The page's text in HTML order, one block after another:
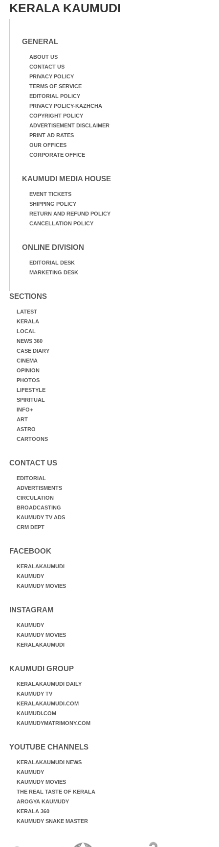
KERALA KAUMUDI
GENERAL
ABOUT US
CONTACT US
PRIVACY POLICY
TERMS OF SERVICE
EDITORIAL POLICY
PRIVACY POLICY-KAZHCHA
COPYRIGHT POLICY
ADVERTISEMENT DISCLAIMER
PRINT AD RATES
OUR OFFICES
CORPORATE OFFICE
KAUMUDI MEDIA HOUSE
EVENT TICKETS
SHIPPING POLICY
RETURN AND REFUND POLICY
CANCELLATION POLICY
ONLINE DIVISION
EDITORIAL DESK
MARKETING DESK
SECTIONS
LATEST
KERALA
LOCAL
NEWS 360
CASE DIARY
CINEMA
OPINION
PHOTOS
LIFESTYLE
SPIRITUAL
INFO+
ART
ASTRO
CARTOONS
CONTACT US
EDITORIAL
ADVERTISMENTS
CIRCULATION
BROADCASTING
KAUMUDY TV ADS
CRM DEPT
FACEBOOK
KERALAKAUMUDI
KAUMUDY
KAUMUDY MOVIES
INSTAGRAM
KAUMUDY
KAUMUDY MOVIES
KERALAKAUMUDI
KAUMUDI GROUP
KERALAKAUMUDI DAILY
KAUMUDY TV
KERALAKAUMUDI.COM
KAUMUDI.COM
KAUMUDYMATRIMONY.COM
YOUTUBE CHANNELS
KERALAKAUMUDI NEWS
KAUMUDY
KAUMUDY MOVIES
THE REAL TASTE OF KERALA
AROGYA KAUMUDY
KERALA 360
KAUMUDY SNAKE MASTER